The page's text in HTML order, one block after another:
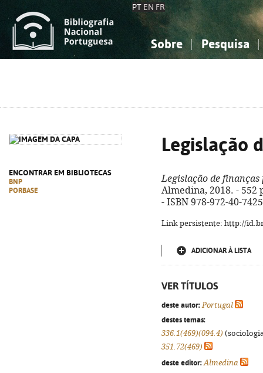
PT EN FR
Sobre Pesquisa
ENCONTRAR EM BIBLIOTECAS
BNP
PORBASE
Legislação
Legislação de finanças
Almedina, 2018. - 552
- ISBN 978-972-40-
Link persistente: http://
ADICIONAR À LISTA
VER TÍTULOS
deste autor: Portugal
destes temas:
336.1(469)(094.4)
351.72(469)
deste editor: Almedina